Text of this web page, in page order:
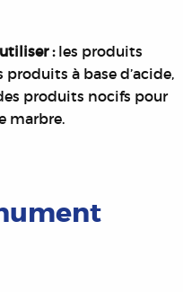
:les produits
à base d’acide,
produits nocifs pour
marbre.